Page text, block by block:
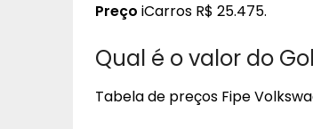
Preço iCarros R$ 25.475.
Qual é o valor do
Tabela de preços Fipe